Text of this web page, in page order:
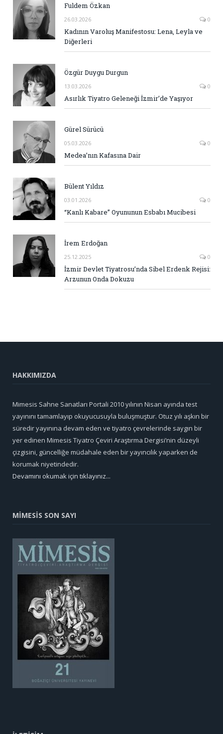
Fuldem Özkan
26.03.2026 0
Kadının Varoluş Manifestosu: Lena, Leyla ve
Diğerleri
Özgür Duygu Durgun
13.03.2026 0
Asırlık Tiyatro Geleneği İzmir’de Yaşıyor
Gürel Sürücü
05.03.2026 0
Medea’nın Kafasına Dair
Bülent Yıldız
03.01.2026 0
“Kanlı Kabare” Oyununun Esbabı Mucibesi
İrem Erdoğan
25.12.2025 0
İzmir Devlet Tiyatrosu’nda Sibel Erdenk Rejisi:
Arzunun Onda Dokuzu
HAKKIMIZDA
Mimesis Sahne Sanatları Portali 2010 yılının Nisan ayında test
yayınını tamamlayıp okuyucusuyla buluşmuştur. Otuz yılı aşkın bir
süredir yayınına devam eden ve tiyatro çevrelerinde saygın bir
yer edinen Mimesis Tiyatro Çeviri Araştırma Dergisi’nin düzeyli
çizgisini, güncelliğe müdahale eden bir yayıncılık yaparken de
korumak niyetindedir.
Devamını okumak için tıklayınız...
MİMESİS SON SAYI